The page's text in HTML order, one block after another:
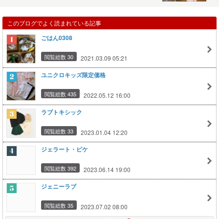
このブログでよく読まれている記事
ごはん0308
閲覧総数 30 2021.03.09 05:21
ユニクロキッズ限定価格
閲覧総数 435 2022.05.12 16:00
ラブトキシック
閲覧総数 33 2023.01.04 12:20
ジェラート・ピケ
閲覧総数 392 2023.06.14 19:00
ジェニーラブ
閲覧総数 35 2023.07.02 08:00